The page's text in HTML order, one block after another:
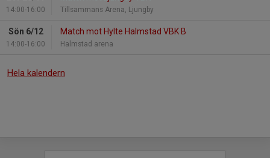
14:00-16:00 Tillsammans Arena, Ljungby
Sön 6/12
14:00-16:00
Match mot Hylte Halmstad VBK B
Halmstad arena
Hela kalendern